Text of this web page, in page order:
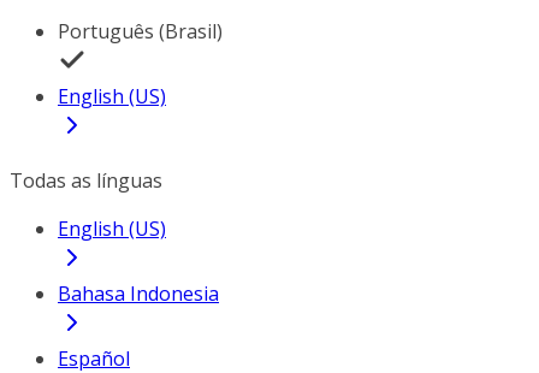
Português (Brasil)
English (US)
Todas as línguas
English (US)
Bahasa Indonesia
Español